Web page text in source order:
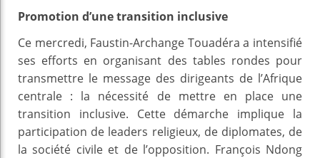
Promotion d’une transition inclusive
Ce mercredi, Faustin-Archange Touadéra a intensifié
ses efforts en organisant des tables rondes pour
transmettre le message des dirigeants de l’Afrique
centrale : la nécessité de mettre en place une
transition inclusive. Cette démarche implique la
participation de leaders religieux, de diplomates, de
la société civile et de l’opposition. François Ndong